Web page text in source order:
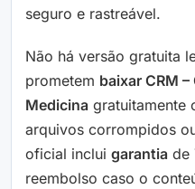
seguro e rastreável.
Não há versão gratuita
prometem baixar CRM
Medicina gratuitamente
arquivos corrompidos
oficial inclui garantia de
reembolso caso o